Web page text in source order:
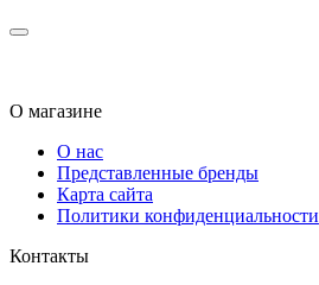
О магазине
О нас
Представленные бренды
Карта сайта
Политики конфиденциальности
Контакты